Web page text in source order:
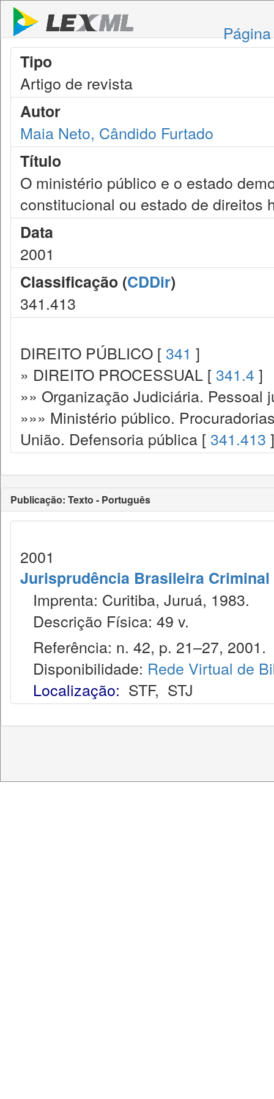
Tipo
Artigo de revista
Autor
Maia Neto, Cândido Furtado
Título
O ministério público e o estado
constitucional ou estado de direitos
Data
2001
Classificação (CDDir)
341.413
DIREITO PÚBLICO [ 341 ]
» DIREITO PROCESSUAL [ 341.4 ]
»» Organização Judiciária. Pessoal
»»» Ministério público.
União. Defensoria pública [ 341.413 ]
Publicação: Texto - Português
2001
Jurisprudência Brasileira Criminal
Imprenta: Curitiba, Juruá, 1983.
Descrição Física: 49 v.
Referência: n. 42, p. 21–27, 2001.
Disponibilidade: Rede Virtual de
Localização: STF, STJ